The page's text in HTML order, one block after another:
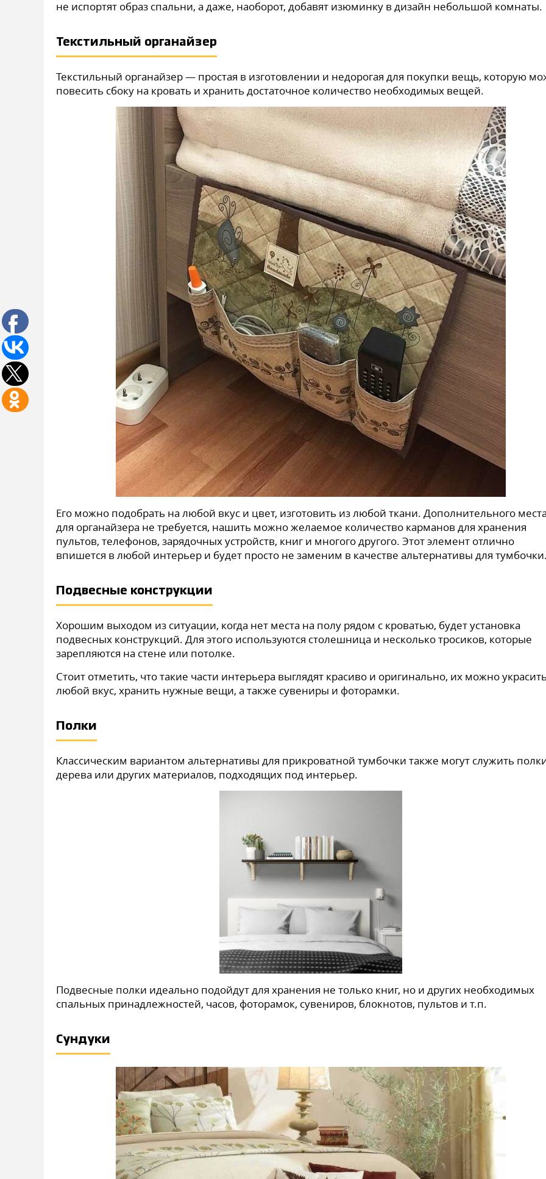
не испортят образ спальни, а даже, наоборот, добавят изюминку в дизайн небольшой комнаты.
Текстильный органайзер
Текстильный органайзер — простая в изготовлении и недорогая для покупки вещь, которую
повесить сбоку на кровать и хранить достаточное количество необходимых вещей.
Его можно подобрать на любой вкус и цвет, изготовить из любой ткани. Дополнительного
для органайзера не требуется, нашить можно желаемое количество карманов для хранения
пультов, телефонов, зарядочных устройств, книг и многого другого. Этот элемент отлично
впишется в любой интерьер и будет просто не заменим в качестве альтернативы для
Подвесные конструкции
Хорошим выходом из ситуации, когда нет места на полу рядом с кроватью, будет установка
подвесных конструкций. Для этого используются столешница и несколько тросиков, которые
зарепляются на стене или потолке.
Стоит отметить, что такие части интерьера выглядят красиво и оригинально, их можно
любой вкус, хранить нужные вещи, а также сувениры и фоторамки.
Полки
Классическим вариантом альтернативы для прикроватной тумбочки также могут служить
дерева или других материалов, подходящих под интерьер.
Подвесные полки идеально подойдут для хранения не только книг, но и других необходимых
спальных принадлежностей, часов, фоторамок, сувениров, блокнотов, пультов и т.п.
Сундуки